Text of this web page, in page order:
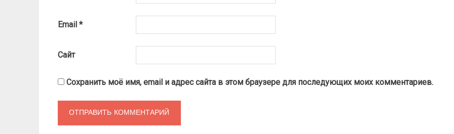
Email *
Сайт
Сохранить моё имя, email и адрес сайта в этом браузере для последующих моих комментариев.